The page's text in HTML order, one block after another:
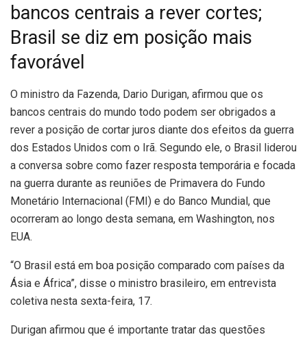
bancos centrais a rever cortes;
Brasil se diz em posição mais
favorável
O ministro da Fazenda, Dario Durigan, afirmou que os
bancos centrais do mundo todo podem ser obrigados a
rever a posição de cortar juros diante dos efeitos da guerra
dos Estados Unidos com o Irã. Segundo ele, o Brasil liderou
a conversa sobre como fazer resposta temporária e focada
na guerra durante as reuniões de Primavera do Fundo
Monetário Internacional (FMI) e do Banco Mundial, que
ocorreram ao longo desta semana, em Washington, nos
EUA.
“O Brasil está em boa posição comparado com países da
Ásia e África”, disse o ministro brasileiro, em entrevista
coletiva nesta sexta-feira, 17.
Durigan afirmou que é importante tratar das questões